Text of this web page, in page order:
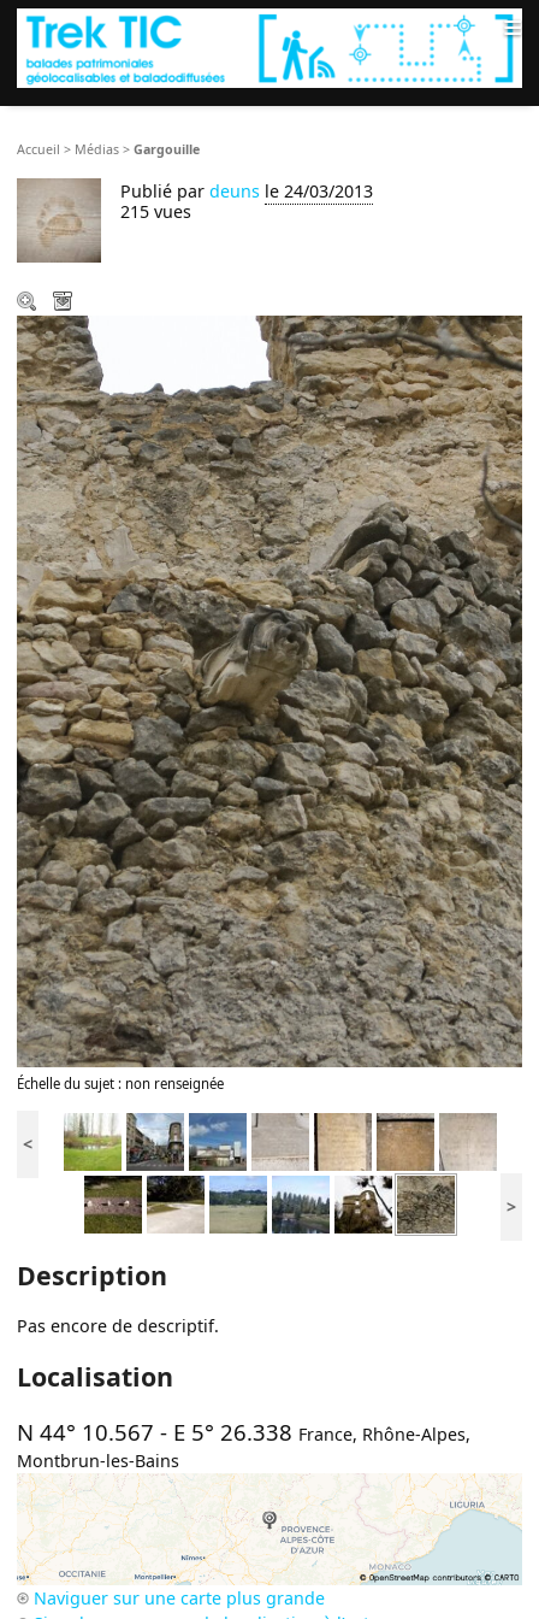
≡
Accueil > Médias >Gargouille
Publié pardeuns le 24/03/2013
215 vues
Échelle du sujet : non renseignée
<
>
Description
Pas encore de descriptif.
Localisation
N 44° 10.567 - E 5° 26.338 France, Rhône-Alpes,
Montbrun-les-Bains
Naviguer sur une carte plus grande